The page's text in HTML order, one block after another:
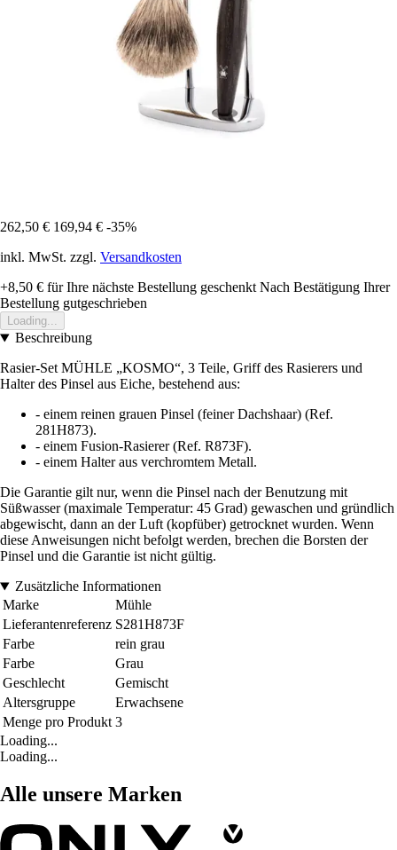
262,50 € 169,94 € -35%
inkl. MwSt. zzgl. Versandkosten
+8,50 € für Ihre nächste Bestellung geschenkt Nach Bestätigung Ihrer
Bestellung gutgeschrieben
Loading...
Beschreibung
Rasier-Set MÜHLE „KOSMO“, 3 Teile, Griff des Rasierers und
Halter des Pinsel aus Eiche, bestehend aus:
- einem reinen grauen Pinsel (feiner Dachshaar) (Ref.
281H873).
- einem Fusion-Rasierer (Ref. R873F).
- einem Halter aus verchromtem Metall.
Die Garantie gilt nur, wenn die Pinsel nach der Benutzung mit
Süßwasser (maximale Temperatur: 45 Grad) gewaschen und gründlich
abgewischt, dann an der Luft (kopfüber) getrocknet wurden. Wenn
diese Anweisungen nicht befolgt werden, brechen die Borsten der
Pinsel und die Garantie ist nicht gültig.
Zusätzliche Informationen
Marke
Mühle
Lieferantenreferenz S281H873F
Farbe
rein grau
Farbe
Grau
Geschlecht
Gemischt
Altersgruppe
Erwachsene
Menge pro Produkt 3
Loading...
Loading...
Alle unsere Marken